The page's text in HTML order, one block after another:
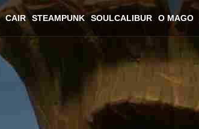
CAIR STEAMPUNK SOULCALIBUR O MAGO